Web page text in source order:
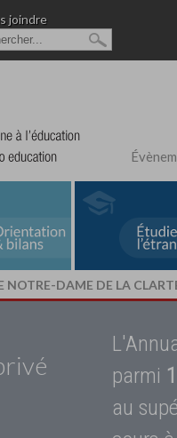
joindre
NOTRE-DAME DE LA
parmi
au